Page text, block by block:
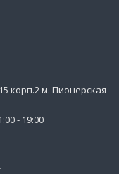
корп.2 м. Пионерская
- 19:00